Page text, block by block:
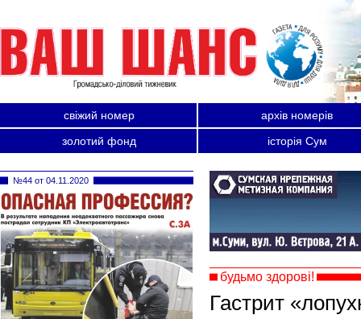
свіжий номер
архів номерів
золотий фонд
історія Сум
будьмо здорові!
Гастрит
№44 от 04.11.2020